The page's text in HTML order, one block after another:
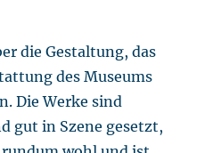
die Gestaltung, das
des Museums
Die Werke sind
gut in Szene gesetzt,